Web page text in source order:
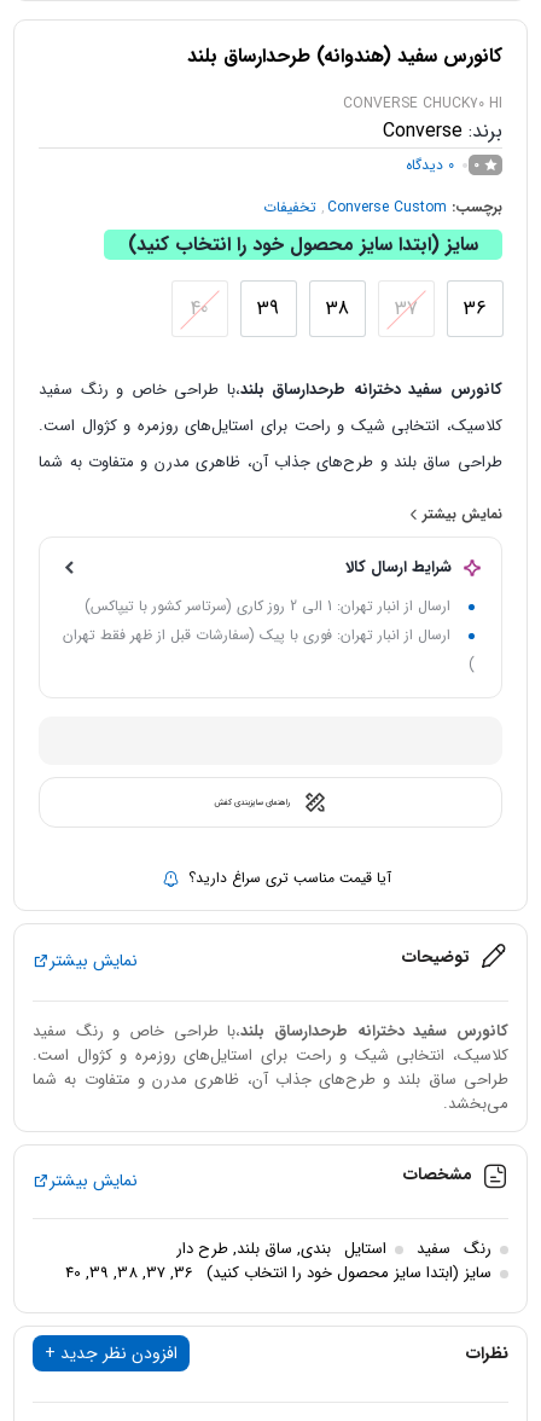
کانورس سفید (هندوانه) طرحدارساق بلند
CONVERSE CHUCK70 HI
برند:Converse
0
0 دیدگاه
برچسب: Converse Custom
,تخفیفات
سایز (ابتدا سایز محصول خود را انتخاب کنید)
36
37
38
39
40
کانورس سفید دخترانه طرحدارساق بلند،با طراحی خاص و رنگ سفید
کلاسیک، انتخابی شیک و راحت برای استایل‌های روزمره و کژوال است.
طراحی ساق بلند و طرح‌های جذاب آن، ظاهری مدرن و متفاوت به شما
نمایش بیشتر
شرایط ارسال کالا
ارسال از انبار تهران: 1 الی 2 روز کاری (سرتاسر کشور با تیپاکس)
ارسال از انبار تهران: فوری با پیک (سفارشات قبل از ظهر فقط تهران
)
راهنمای سایزبندی کفش
آیا قیمت مناسب تری سراغ دارید؟
توضیحات نمایش بیشتر
کانورس سفید دخترانه طرحدارساق بلند،با طراحی خاص و رنگ سفید
کلاسیک، انتخابی شیک و راحت برای استایل‌های روزمره و کژوال است.
طراحی ساق بلند و طرح‌های جذاب آن، ظاهری مدرن و متفاوت به شما
می‌بخشد.
مشخصات نمایش بیشتر
رنگ سفید استایل بندی, ساق بلند,طرح دار
سایز (ابتدا سایز محصول خود را انتخاب کنید) 36
,
37
,
38
,
39
,
40
نظرات افزودن نظر جدید +